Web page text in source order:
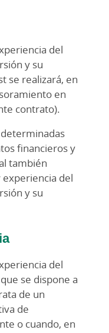
del
y su
se realizará, en
en
contrato).
financieros y
también
del
y su
del
se dispone a
de un
de
o cuando, en